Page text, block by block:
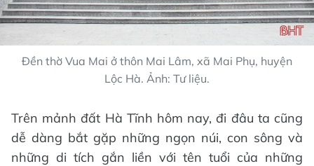
Đền thờ Vua Mai ở thôn Mai Lâm, xã Mai Phụ, huyện
Lộc Hà. Ảnh: Tư liệu.
Trên mảnh đất Hà Tĩnh hôm nay, đi đâu ta cũng
dễ dàng bắt gặp những ngọn núi, con sông và
những di tích gắn liền với tên tuổi của những